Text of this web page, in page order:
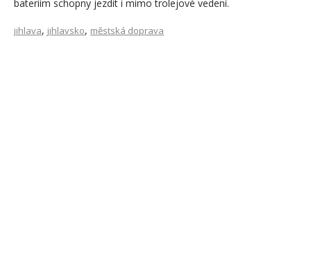
bateriím schopny jezdit i mimo trolejové vedení.
jihlava, jihlavsko, městská doprava